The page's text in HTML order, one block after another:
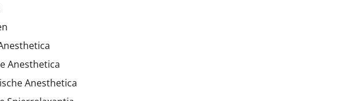
Anesthetica
Anesthetica